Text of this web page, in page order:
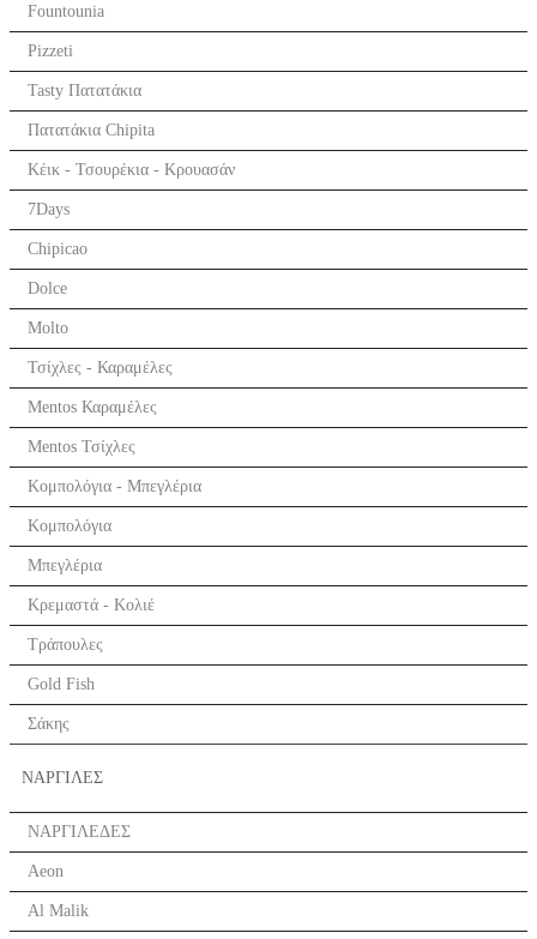
Fountounia
Pizzeti
Tasty Πατατάκια
Πατατάκια Chipita
Κέικ - Τσουρέκια - Κρουασάν
7Days
Chipicao
Dolce
Molto
Τσίχλες - Καραμέλες
Mentos Καραμέλες
Mentos Τσίχλες
Κομπολόγια - Μπεγλέρια
Κομπολόγια
Μπεγλέρια
Κρεμαστά - Κολιέ
Τράπουλες
Gold Fish
Σάκης
ΝΑΡΓΙΛΕΣ
ΝΑΡΓΙΛΕΔΕΣ
Aeon
Al Malik